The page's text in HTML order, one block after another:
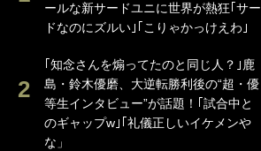
ールな新サードユニに世界が熱狂｢サー
ドなのにズルい｣｢こりゃかっけえわ｣
｢知念さんを煽ってたのと同じ人？｣鹿
島・鈴木優磨、大逆転勝利後の“超・優
等生インタビュー”が話題！｢試合中と
のギャップw｣｢礼儀正しいイケメンや
な」